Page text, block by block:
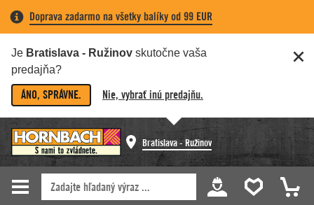
Doprava zadarmo na všetky balíky od 99 EUR
Je Bratislava - Ružinov skutočne vaša
predajňa?
ÁNO, SPRÁVNE. Nie, vybrať inú predajňu.
Bratislava - Ružinov